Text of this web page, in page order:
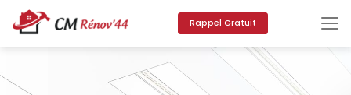
au
contenu
principal
Rappel Gratuit